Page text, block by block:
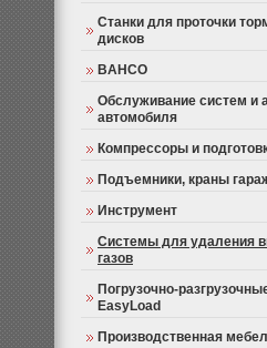
Станки для проточки
дисков
BAHCO
Обслуживание систем и
автомобиля
Компрессоры и
Подъемники, краны
Инструмент
Системы для удаления
газов
Погрузочно-
EasyLoad
Производственная